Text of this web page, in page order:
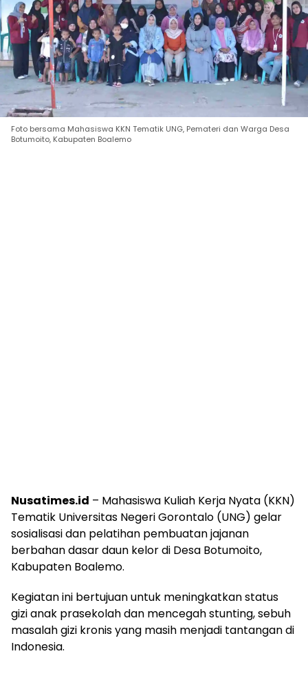
Foto bersama Mahasiswa KKN Tematik UNG, Pemateri dan Warga Desa
Botumoito, Kabupaten Boalemo
Nusatimes.id – Mahasiswa Kuliah Kerja Nyata (KKN)
Tematik Universitas Negeri Gorontalo (UNG) gelar
sosialisasi dan pelatihan pembuatan jajanan
berbahan dasar daun kelor di Desa Botumoito,
Kabupaten Boalemo.
Kegiatan ini bertujuan untuk meningkatkan status
gizi anak prasekolah dan mencegah stunting, sebuh
masalah gizi kronis yang masih menjadi tantangan di
Indonesia.